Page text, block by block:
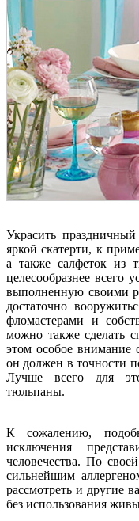
Украсить
яркой скатерти, к
а также салфеток из
целесообразнее всего
выполненную своими
достаточно
фломастерами и
можно также сделать
этом особое внимание
он должен в точности
Лучше всего для
тюльпаны.
К сожалению,
исключения
человечества. По
сильнейшим
рассмотреть и другие
без использования